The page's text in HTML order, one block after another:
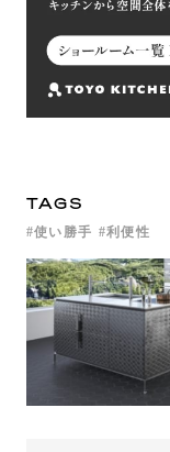
TAGS
使い勝手 利便性